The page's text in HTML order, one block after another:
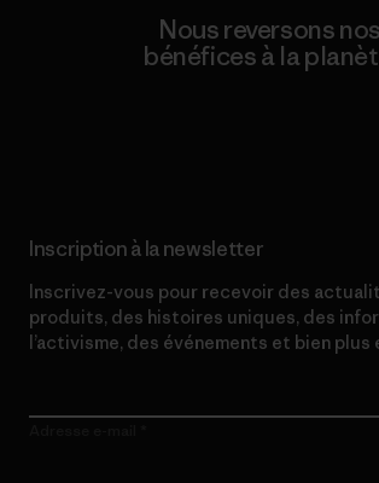
Nous reversons nos
bénéfices à la
Inscription à la newsletter
Inscrivez-vous pour recevoir des
produits, des histoires uniques, des
l’activisme, des événements et bien plus